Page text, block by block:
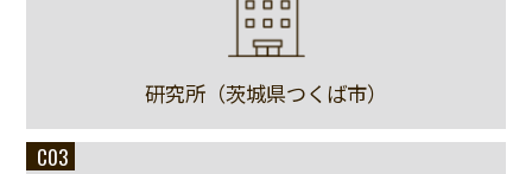
研究所（茨城県つくば市）
C03